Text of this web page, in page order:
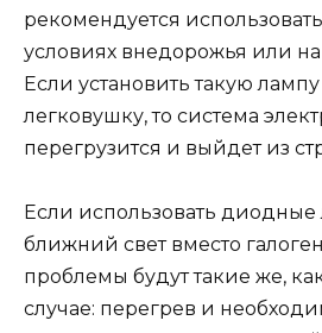
рекомендуется
условиях внедорожья или на
Если установить такую
легковушку, то система
перегрузится и выйдет из
Если использовать
ближний свет вместо
проблемы будут такие же,
случае: перегрев и